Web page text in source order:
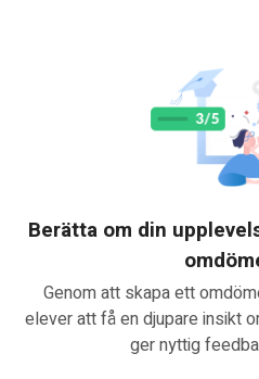
Berätta om din
Genom att skapa ett
elever att få en djupare insikt
ger nyttig